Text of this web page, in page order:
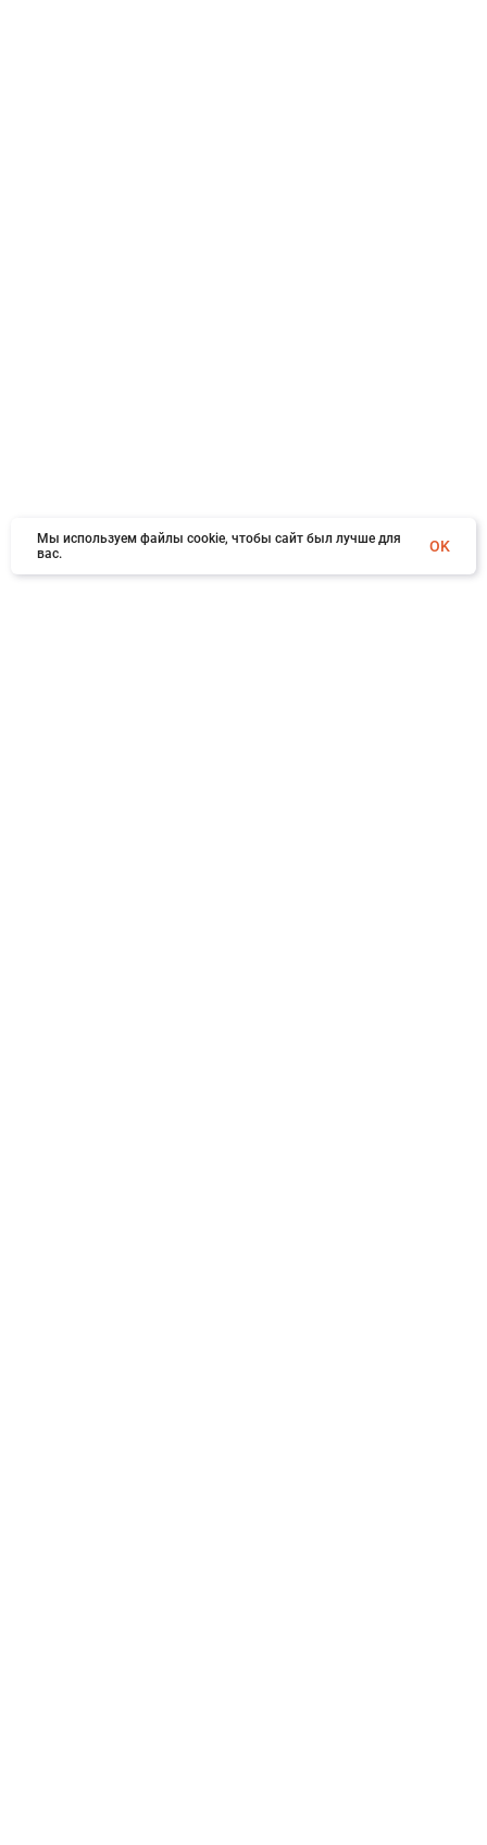
Мы используем файлы cookie, чтобы сайт был лучше для
вас.
OK